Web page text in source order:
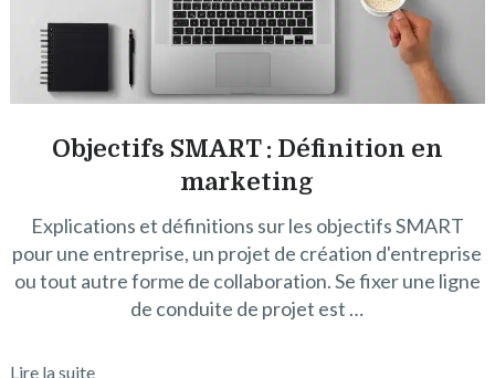
Objectifs SMART : Définition en
marketing
Explications et définitions sur les objectifs SMART
pour une entreprise, un projet de création d'entreprise
ou tout autre forme de collaboration. Se fixer une ligne
de conduite de projet est …
Lire la suite